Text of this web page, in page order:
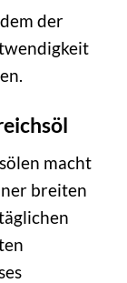
der
macht
breiten